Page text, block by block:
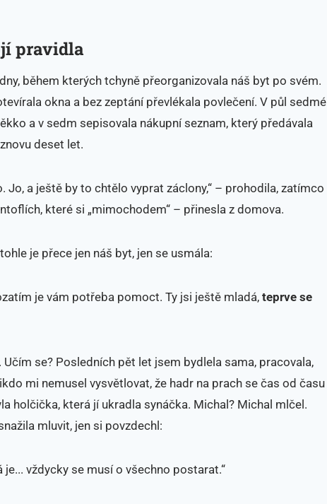
pravidla
během kterých tchyně přeorganizovala náš byt po svém.
okna a bez zeptání převlékala povlečení. V půl sedmé
a v sedm sepisovala nákupní seznam, který předávala
deset let.
Jo, a ještě by to chtělo vyprat záclony,“ – prohodila, zatímco
které si „mimochodem“ – přinesla z domova.
je přece jen náš byt, jen se usmála:
je vám potřeba pomoct. Ty jsi ještě mladá, teprve se
se? Posledních pět let jsem bydlela sama, pracovala,
mi nemusel vysvětlovat, že hadr na prach se čas od času
holčička, která jí ukradla synáčka. Michal? Michal mlčel.
mluvit, jen si povzdechl:
je... vždycky se musí o všechno postarat.“